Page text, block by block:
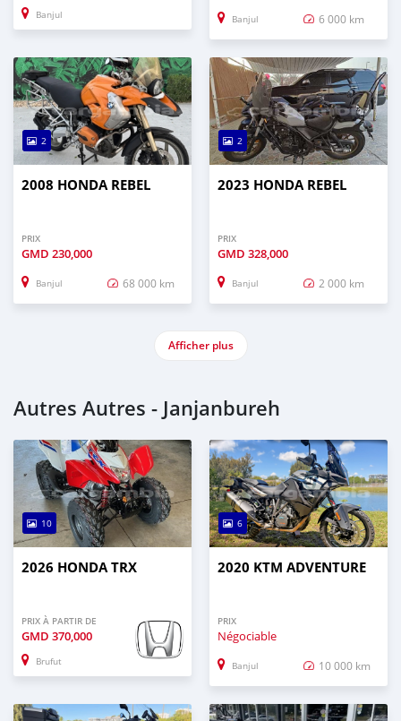
Banjul Banjul 6 000 km
2
2008 HONDA REBEL
PRIX
GMD 230,000
Banjul 68 000 km
2
2023 HONDA REBEL
PRIX
GMD 328,000
Banjul 2 000 km
Afficher plus
Autres Autres - Janjanbureh
10
2026 HONDA TRX
PRIX À PARTIR DE
GMD 370,000
Brufut
6
2020 KTM ADVENTURE
PRIX
Négociable
Banjul 10 000 km